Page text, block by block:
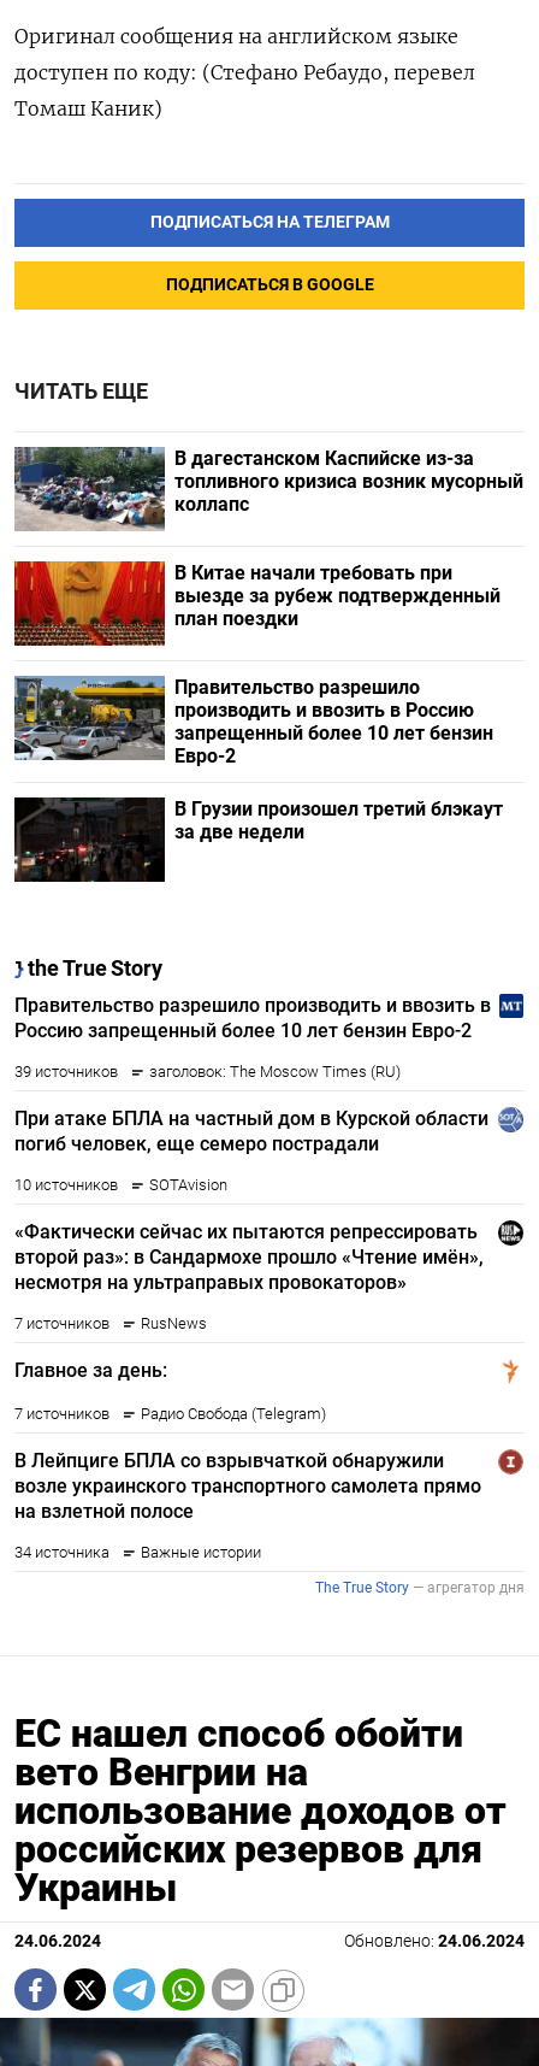
Оригинал сообщения на английском языке
доступен по коду: (Стефано Ребаудо, перевел
Томаш Каник)
ПОДПИСАТЬСЯ НА ТЕЛЕГРАМ
ПОДПИСАТЬСЯ В GOOGLE
ЧИТАТЬ ЕЩЕ
В дагестанском Каспийске из-за
топливного кризиса возник мусорный
коллапс
В Китае начали требовать при
выезде за рубеж подтвержденный
план поездки
Правительство разрешило
производить и ввозить в Россию
запрещенный более 10 лет бензин
Евро-2
В Грузии произошел третий блэкаут
за две недели
ЕС нашел способ обойти
вето Венгрии на
использование доходов от
российских резервов для
Украины
24.06.2024 Обновлено: 24.06.2024